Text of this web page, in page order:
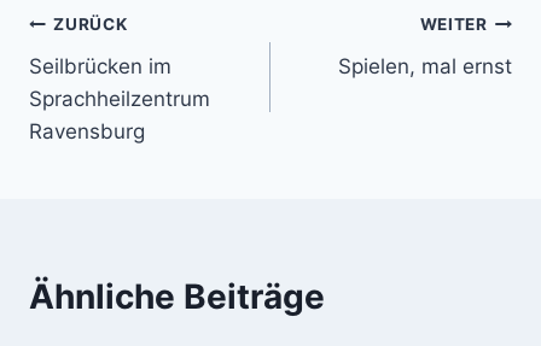
Beitragsnavigation
ZURÜCK
Seilbrücken im
Sprachheilzentrum
Ravensburg
WEITER
Spielen, mal ernst
Ähnliche Beiträge